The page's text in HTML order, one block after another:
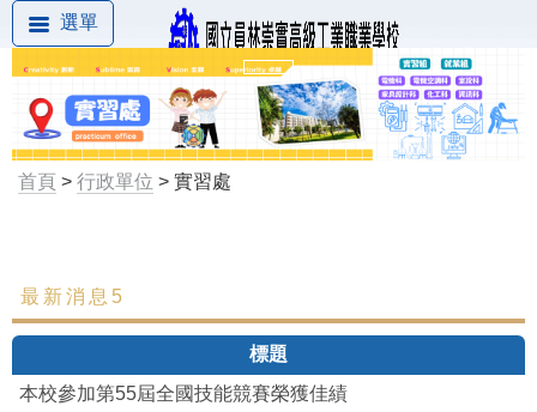
選單
首頁 > 行政單位 > 實習處
最新消息
最新消息5
標題
本校參加第55屆全國技能競賽榮獲佳績